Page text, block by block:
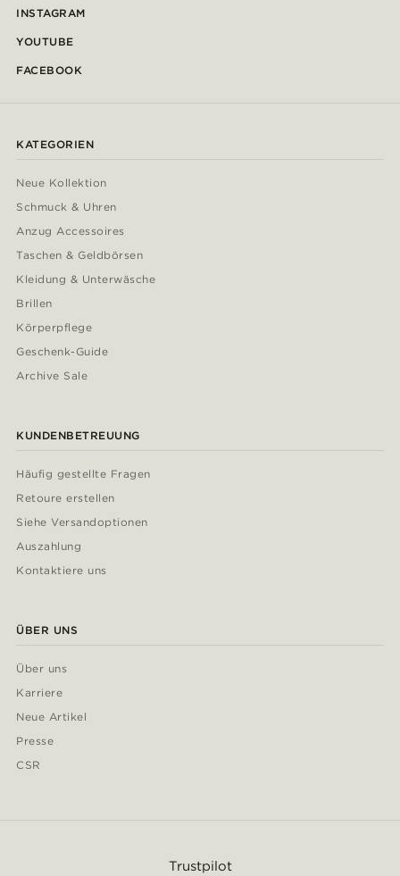
INSTAGRAM
YOUTUBE
FACEBOOK
KATEGORIEN
Neue Kollektion
Schmuck & Uhren
Anzug Accessoires
Taschen & Geldbörsen
Kleidung & Unterwäsche
Brillen
Körperpflege
Geschenk-Guide
Archive Sale
KUNDENBETREUUNG
Häufig gestellte Fragen
Retoure erstellen
Siehe Versandoptionen
Auszahlung
Kontaktiere uns
ÜBER UNS
Über uns
Karriere
Neue Artikel
Presse
CSR
Trustpilot